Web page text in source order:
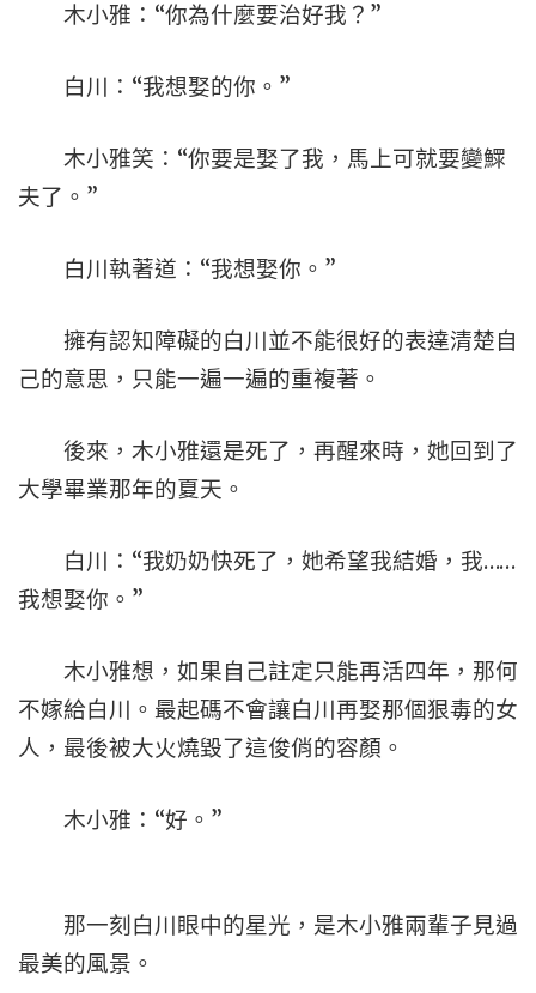
木小雅：“你為什麼要治好我？”
白川：“我想娶的你。”
木小雅笑：“你要是娶了我，馬上可就要變鰥
夫了。”
白川執著道：“我想娶你。”
擁有認知障礙的白川並不能很好的表達清楚自
己的意思，只能一遍一遍的重複著。
後來，木小雅還是死了，再醒來時，她回到了
大學畢業那年的夏天。
白川：“我奶奶快死了，她希望我結婚，我……
我想娶你。”
木小雅想，如果自己註定只能再活四年，那何
不嫁給白川。最起碼不會讓白川再娶那個狠毒的女
人，最後被大火燒毀了這俊俏的容顏。
木小雅：“好。”
那一刻白川眼中的星光，是木小雅兩輩子見過
最美的風景。